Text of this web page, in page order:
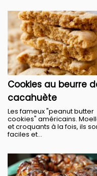
Cookies au beurre
cacahuète
Les fameux "peanut butter
cookies" américains.
et croquants à la fois, ils
faciles et...